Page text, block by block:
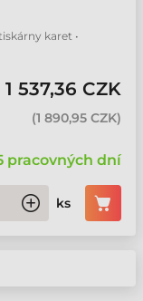
karet •
1 537,36 CZK
(1 890,95 CZK)
pracovných dní
ks